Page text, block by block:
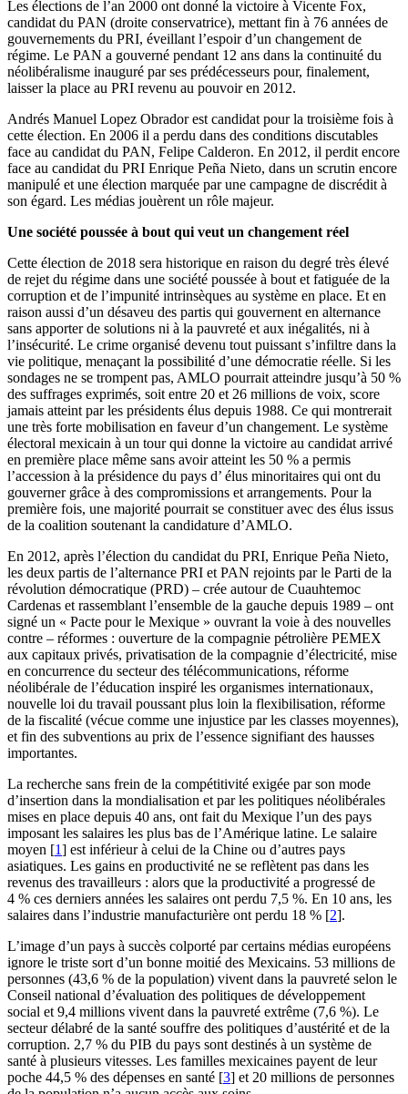
Les élections de l’an 2000 ont donné la victoire à Vicente Fox,
candidat du PAN (droite conservatrice), mettant fin à 76 années de
gouvernements du PRI, éveillant l’espoir d’un changement de
régime. Le PAN a gouverné pendant 12 ans dans la continuité du
néolibéralisme inauguré par ses prédécesseurs pour, finalement,
laisser la place au PRI revenu au pouvoir en 2012.
Andrés Manuel Lopez Obrador est candidat pour la troisième fois à
cette élection. En 2006 il a perdu dans des conditions discutables
face au candidat du PAN, Felipe Calderon. En 2012, il perdit encore
face au candidat du PRI Enrique Peña Nieto, dans un scrutin encore
manipulé et une élection marquée par une campagne de discrédit à
son égard. Les médias jouèrent un rôle majeur.
Une société poussée à bout qui veut un changement réel
Cette élection de 2018 sera historique en raison du degré très élevé
de rejet du régime dans une société poussée à bout et fatiguée de la
corruption et de l’impunité intrinsèques au système en place. Et en
raison aussi d’un désaveu des partis qui gouvernent en alternance
sans apporter de solutions ni à la pauvreté et aux inégalités, ni à
l’insécurité. Le crime organisé devenu tout puissant s’infiltre dans la
vie politique, menaçant la possibilité d’une démocratie réelle. Si les
sondages ne se trompent pas, AMLO pourrait atteindre jusqu’à 50 %
des suffrages exprimés, soit entre 20 et 26 millions de voix, score
jamais atteint par les présidents élus depuis 1988. Ce qui montrerait
une très forte mobilisation en faveur d’un changement. Le système
électoral mexicain à un tour qui donne la victoire au candidat arrivé
en première place même sans avoir atteint les 50 % a permis
l’accession à la présidence du pays d’ élus minoritaires qui ont du
gouverner grâce à des compromissions et arrangements. Pour la
première fois, une majorité pourrait se constituer avec des élus issus
de la coalition soutenant la candidature d’AMLO.
En 2012, après l’élection du candidat du PRI, Enrique Peña Nieto,
les deux partis de l’alternance PRI et PAN rejoints par le Parti de la
révolution démocratique (PRD) – crée autour de Cuauhtemoc
Cardenas et rassemblant l’ensemble de la gauche depuis 1989 – ont
signé un « Pacte pour le Mexique » ouvrant la voie à des nouvelles
contre – réformes : ouverture de la compagnie pétrolière PEMEX
aux capitaux privés, privatisation de la compagnie d’électricité, mise
en concurrence du secteur des télécommunications, réforme
néolibérale de l’éducation inspiré les organismes internationaux,
nouvelle loi du travail poussant plus loin la flexibilisation, réforme
de la fiscalité (vécue comme une injustice par les classes moyennes),
et fin des subventions au prix de l’essence signifiant des hausses
importantes.
La recherche sans frein de la compétitivité exigée par son mode
d’insertion dans la mondialisation et par les politiques néolibérales
mises en place depuis 40 ans, ont fait du Mexique l’un des pays
imposant les salaires les plus bas de l’Amérique latine. Le salaire
moyen [1] est inférieur à celui de la Chine ou d’autres pays
asiatiques. Les gains en productivité ne se reflètent pas dans les
revenus des travailleurs : alors que la productivité a progressé de
4 % ces derniers années les salaires ont perdu 7,5 %. En 10 ans, les
salaires dans l’industrie manufacturière ont perdu 18 % [2].
L’image d’un pays à succès colporté par certains médias européens
ignore le triste sort d’un bonne moitié des Mexicains. 53 millions de
personnes (43,6 % de la population) vivent dans la pauvreté selon le
Conseil national d’évaluation des politiques de développement
social et 9,4 millions vivent dans la pauvreté extrême (7,6 %). Le
secteur délabré de la santé souffre des politiques d’austérité et de la
corruption. 2,7 % du PIB du pays sont destinés à un système de
santé à plusieurs vitesses. Les familles mexicaines payent de leur
poche 44,5 % des dépenses en santé [3] et 20 millions de personnes